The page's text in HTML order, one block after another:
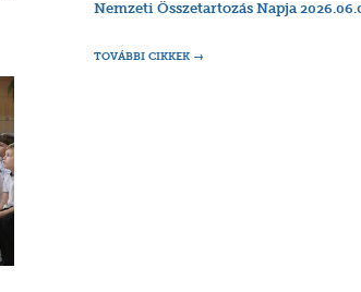
Nemzeti Összetartozás Napja
TOVÁBBI CIKKEK